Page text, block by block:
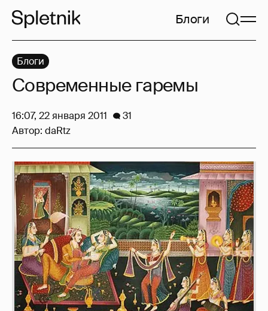
Блоги
Блоги
Современные гаремы
16:07, 22 января 2011
31
Автор: daRtz